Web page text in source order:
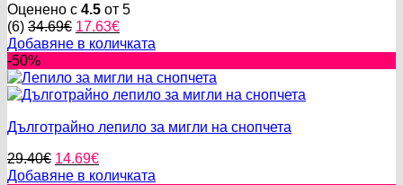
Оценено с 4.5 от 5
(6) 34.69€ Original
price
34.69€.
17.63€Текущата
цена
17.63€.
Добавяне в количката
-50%
Дълготрайно лепило за мигли на снопчета
29.40€ Original
price
14.69€Текущата
цена
Добавяне в количката